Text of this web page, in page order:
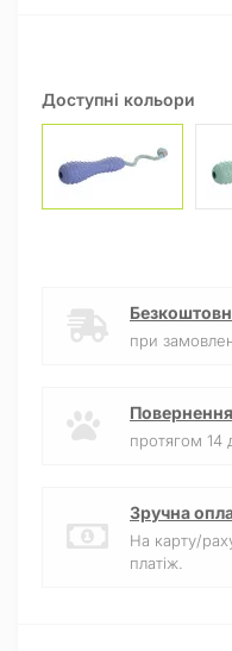
Доступні кольори
при
протягом 14
Зручна
На карту/
платіж.